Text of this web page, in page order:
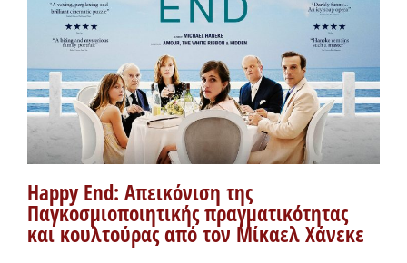
Happy End: Απεικόνιση της
Παγκοσμιοποιητικής πραγματικότητας
και κουλτούρας από τον Μίκαελ Χάνεκε